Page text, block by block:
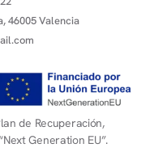
46005 Valencia
de Recuperación,
Generation EU”.